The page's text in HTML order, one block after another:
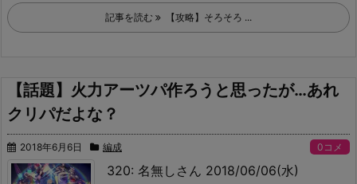
記事を読む 【攻略】そろそろ ...
【話題】火力アーツパ作ろうと思ったが…あれ
クリパだよな？
2018年6月6日 編成 0コメ
320: 名無しさん 2018/06/06(水)